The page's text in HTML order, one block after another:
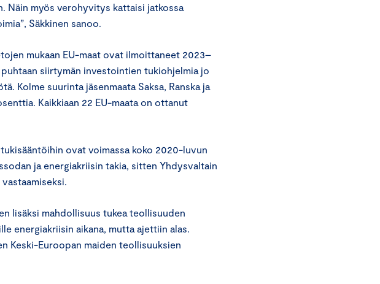
Näin myös verohyvitys kattaisi jatkossa
Säkkinen sanoo.
mukaan EU-maat ovat ilmoittaneet 2023–
siirtymän investointien tukiohjelmia jo
Kolme suurinta jäsenmaata Saksa, Ranska ja
Kaikkiaan 22 EU-maata on ottanut
ovat voimassa koko 2020-luvun
ja energiakriisin takia, sitten Yhdysvaltain
lisäksi mahdollisuus tukea teollisuuden
energiakriisin aikana, mutta ajettiin alas.
Keski-Euroopan maiden teollisuuksien